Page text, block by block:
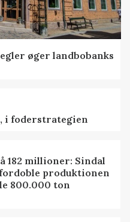
øger landbobanks
i foderstrategien
182 millioner: Sindal
produktionen
800.000 ton